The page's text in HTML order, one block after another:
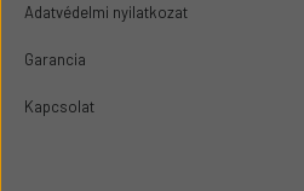
Adatvédelmi nyilatkozat
Garancia
Kapcsolat